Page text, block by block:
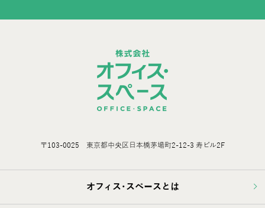
〒103-0025 東京都中央区日本橋茅場町2-12-3 寿ビル2F
オフィス･スペースとは